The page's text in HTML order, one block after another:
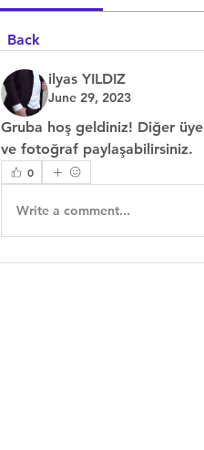
Back
ilyas YILDIZ
June 29, 2023
Gruba hoş geldiniz! Diğer
ve fotoğraf paylaşabilirsiniz.
0
Write a comment...